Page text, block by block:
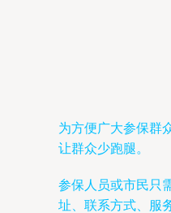
为方便广大参保群
让群众少跑腿。
参保人员或市民只
址、联系方式、服